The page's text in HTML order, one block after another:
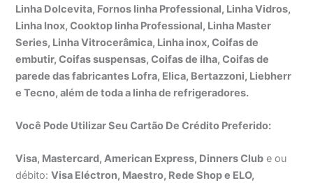
Linha Dolcevita, Fornos linha Professional, Linha Vidros,
Linha Inox, Cooktop linha Professional, Linha Master
Series, Linha Vitrocerâmica, Linha inox, Coifas de
embutir, Coifas suspensas, Coifas de ilha, Coifas de
parede das fabricantes Lofra, Elica, Bertazzoni, Liebherr
e Tecno, além de toda a linha de refrigeradores.
Você Pode Utilizar Seu Cartão De Crédito Preferido:
Visa, Mastercard, American Express, Dinners Club e ou
débito:Visa Eléctron, Maestro, Rede Shop e ELO,